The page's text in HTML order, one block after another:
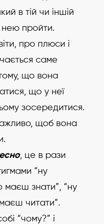
в тій чи іншій
нею пройти.
про плюси і
саме
що вона
що у неї
зосередитися.
щоб вона
, це в рази
“ну
маєш знати”, “ну
читати”.
“чому?” і